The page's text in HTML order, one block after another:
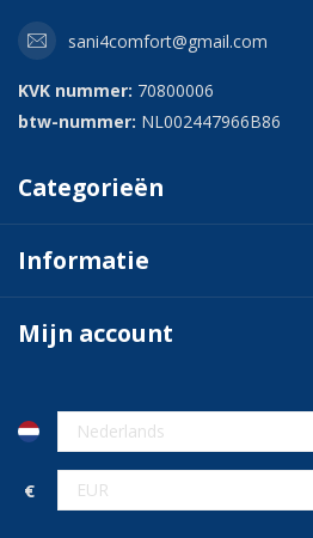
sani4comfort@gmail.com
KVK nummer: 70800006
btw-nummer: NL002447966B86
Categorieën
Informatie
Mijn account
€